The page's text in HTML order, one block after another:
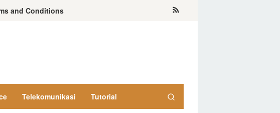
and Conditions
Telekomunikasi Tutorial